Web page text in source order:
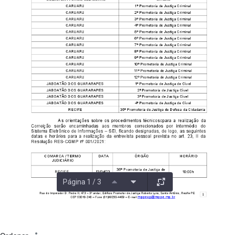
Página 1 / 3